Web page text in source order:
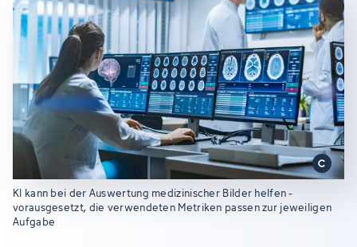
KI kann bei der Auswertung medizinischer Bilder helfen -
vorausgesetzt, die verwendeten Metriken passen zur jeweiligen
Aufgabe